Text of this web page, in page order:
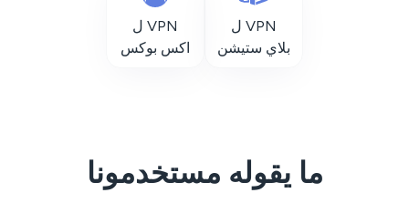
VPN ل
بلاي ستيشن
VPN ل
اكس بوكس
ما يقوله مستخدمونا